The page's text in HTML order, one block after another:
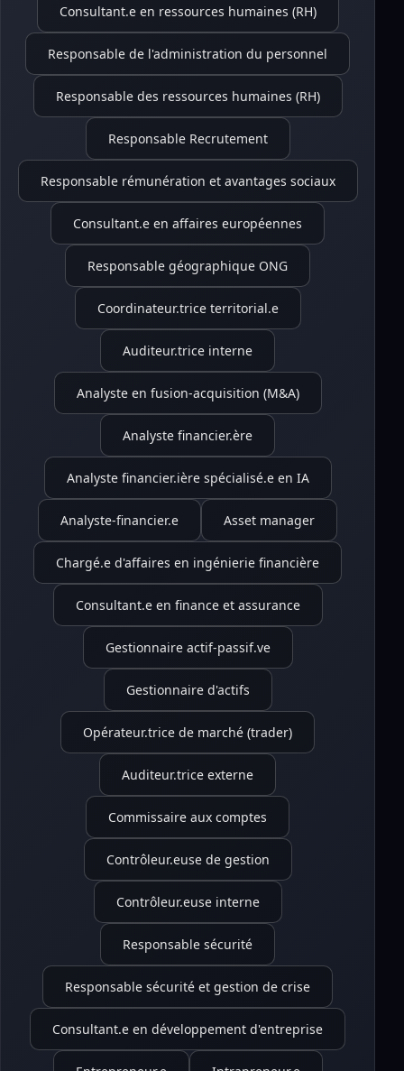
Consultant.e en ressources humaines (RH)
Responsable de l'administration du personnel
Responsable des ressources humaines (RH)
Responsable Recrutement
Responsable rémunération et avantages sociaux
Consultant.e en affaires européennes
Responsable géographique ONG
Coordinateur.trice territorial.e
Auditeur.trice interne
Analyste en fusion-acquisition (M&A)
Analyste financier.ère
Analyste financier.ière spécialisé.e en IA
Analyste-financier.e Asset manager
Chargé.e d'affaires en ingénierie financière
Consultant.e en finance et assurance
Gestionnaire actif-passif.ve
Gestionnaire d'actifs
Opérateur.trice de marché (trader)
Auditeur.trice externe
Commissaire aux comptes
Contrôleur.euse de gestion
Contrôleur.euse interne
Responsable sécurité
Responsable sécurité et gestion de crise
Consultant.e en développement d'entreprise